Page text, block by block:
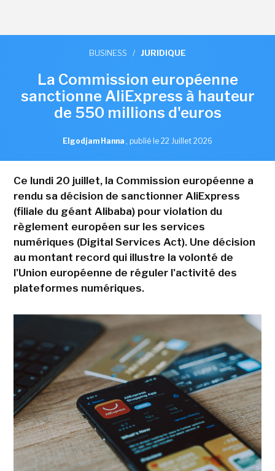
BUSINESS / JURIDIQUE
La Commission européenne
sanctionne AliExpress à hauteur
de 550 millions d'euros
Elgodjam Hanna , publié le 22 Juillet 2026
Ce lundi 20 juillet, la Commission européenne a
rendu sa décision de sanctionner AliExpress
(filiale du géant Alibaba) pour violation du
règlement européen sur les services
numériques (Digital Services Act). Une décision
au montant record qui illustre la volonté de
l'Union européenne de réguler l'activité des
plateformes numériques.